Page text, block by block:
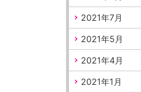
2021年7月
2021年5月
2021年4月
2021年1月